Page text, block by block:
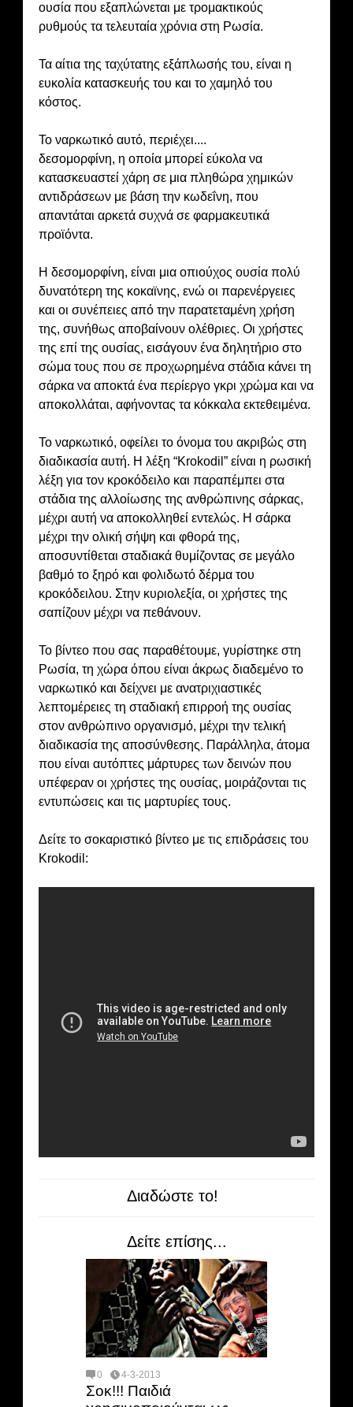
ουσία που εξαπλώνεται με τρομακτικούς
ρυθμούς τα τελευταία χρόνια στη Ρωσία.
Τα αίτια της ταχύτατης εξάπλωσής του, είναι η
ευκολία κατασκευής του και το χαμηλό του
κόστος.
Το ναρκωτικό αυτό, περιέχει....
δεσομορφίνη, η οποία μπορεί εύκολα να
κατασκευαστεί χάρη σε μια πληθώρα χημικών
αντιδράσεων με βάση την κωδεΐνη, που
απαντάται αρκετά συχνά σε φαρμακευτικά
προϊόντα.
Η δεσομορφίνη, είναι μια οπιούχος ουσία πολύ
δυνατότερη της κοκαϊνης, ενώ οι παρενέργειες
και οι συνέπειες από την παρατεταμένη χρήση
της, συνήθως αποβαίνουν ολέθριες. Οι χρήστες
της επί της ουσίας, εισάγουν ένα δηλητήριο στο
σώμα τους που σε προχωρημένα στάδια κάνει τη
σάρκα να αποκτά ένα περίεργο γκρι χρώμα και να
αποκολλάται, αφήνοντας τα κόκκαλα εκτεθειμένα.
Το ναρκωτικό, οφείλει το όνομα του ακριβώς στη
διαδικασία αυτή. Η λέξη “Krokodil” είναι η ρωσική
λέξη για τον κροκόδειλο και παραπέμπει στα
στάδια της αλλοίωσης της ανθρώπινης σάρκας,
μέχρι αυτή να αποκολληθεί εντελώς. Η σάρκα
μέχρι την ολική σήψη και φθορά της,
αποσυντίθεται σταδιακά θυμίζοντας σε μεγάλο
βαθμό το ξηρό και φολιδωτό δέρμα του
κροκόδειλου. Στην κυριολεξία, οι χρήστες της
σαπίζουν μέχρι να πεθάνουν.
Το βίντεο που σας παραθέτουμε, γυρίστηκε στη
Ρωσία, τη χώρα όπου είναι άκρως διαδεμένο το
ναρκωτικό και δείχνει με ανατριχιαστικές
λεπτομέρειες τη σταδιακή επιρροή της ουσίας
στον ανθρώπινο οργανισμό, μέχρι την τελική
διαδικασία της αποσύνθεσης. Παράλληλα, άτομα
που είναι αυτόπτες μάρτυρες των δεινών που
υπέφεραν οι χρήστες της ουσίας, μοιράζονται τις
εντυπώσεις και τις μαρτυρίες τους.
Δείτε το σοκαριστικό βίντεο με τις επιδράσεις του
Krokodil:
Διαδώστε το!
Δείτε επίσης...
0 4-3-2013
Σοκ!!! Παιδιά